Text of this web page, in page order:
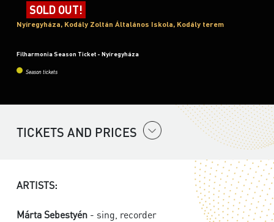
SOLD OUT!
Nyíregyháza, Kodály Zoltán Általános Iskola, Kodály terem
Filharmonia Season Ticket - Nyíregyháza
Season tickets
TICKETS AND PRICES
ARTISTS:
Márta Sebestyén - sing, recorder